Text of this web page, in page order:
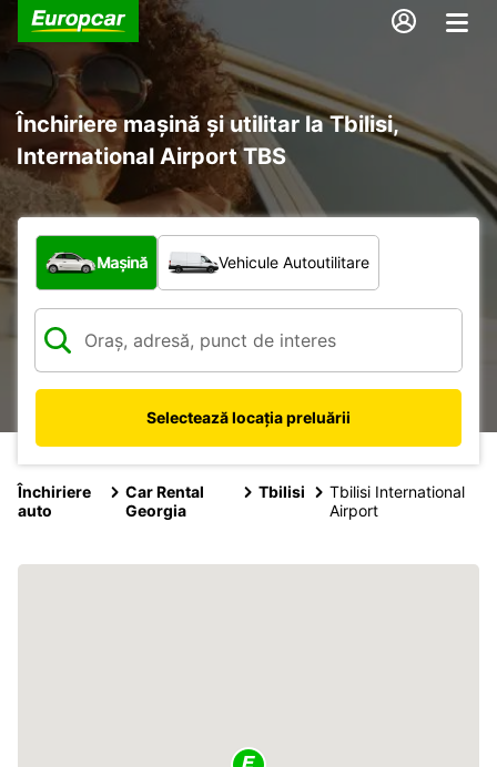
Închiriere mașină și utilitar la Tbilisi,
International Airport TBS
Ce tip de vehicul?
Mașină Vehicule Autoutilitare
Selectează locația preluării
Închiriere
auto
Car Rental
Georgia
Tbilisi
Tbilisi International
Airport